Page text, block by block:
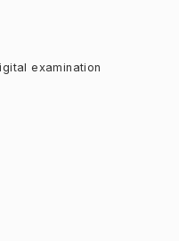
examination